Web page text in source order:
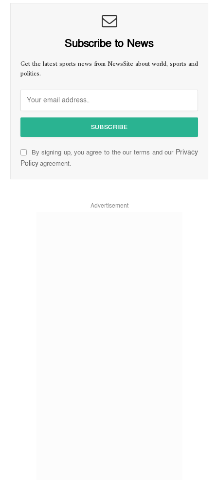
Subscribe to News
Get the latest sports news from NewsSite about world, sports and
politics.
By signing up, you agree to the our terms and our Privacy
Policyagreement.
Advertisement